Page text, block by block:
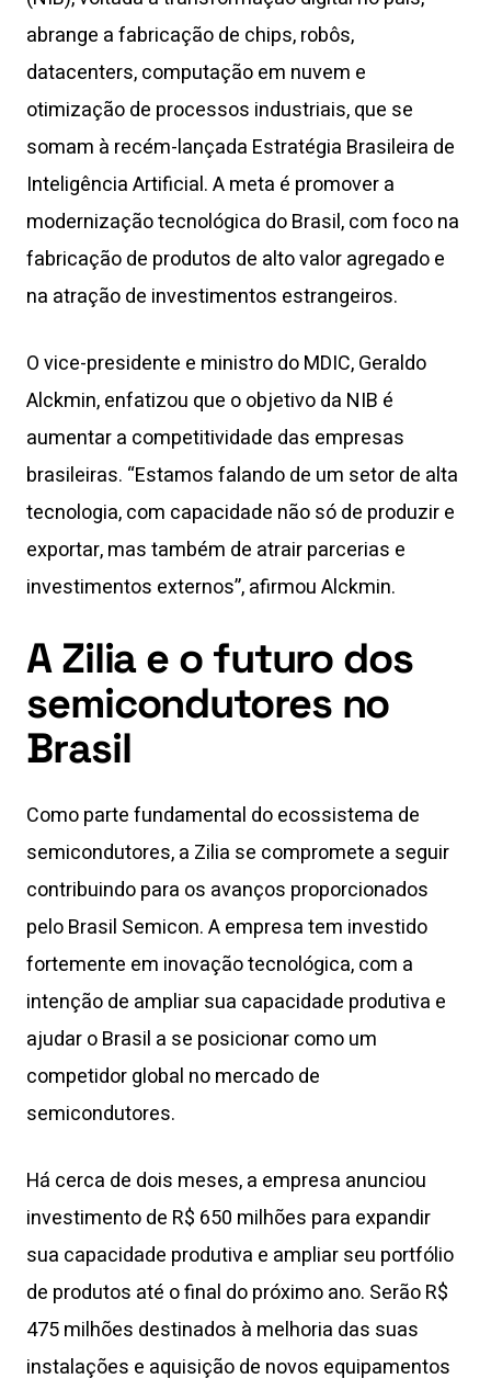
abrange a fabricação de chips, robôs,
datacenters, computação em nuvem e
otimização de processos industriais, que se
somam à recém-lançada Estratégia Brasileira de
Inteligência Artificial. A meta é promover a
modernização tecnológica do Brasil, com foco na
fabricação de produtos de alto valor agregado e
na atração de investimentos estrangeiros.
O vice-presidente e ministro do MDIC, Geraldo
Alckmin, enfatizou que o objetivo da NIB é
aumentar a competitividade das empresas
brasileiras. “Estamos falando de um setor de alta
tecnologia, com capacidade não só de produzir e
exportar, mas também de atrair parcerias e
investimentos externos”, afirmou Alckmin.
A Zilia e o futuro dos
semicondutores no
Brasil
Como parte fundamental do ecossistema de
semicondutores, a Zilia se compromete a seguir
contribuindo para os avanços proporcionados
pelo Brasil Semicon. A empresa tem investido
fortemente em inovação tecnológica, com a
intenção de ampliar sua capacidade produtiva e
ajudar o Brasil a se posicionar como um
competidor global no mercado de
semicondutores.
Há cerca de dois meses, a empresa anunciou
investimento de R$ 650 milhões para expandir
sua capacidade produtiva e ampliar seu portfólio
de produtos até o final do próximo ano. Serão R$
475 milhões destinados à melhoria das suas
instalações e aquisição de novos equipamentos